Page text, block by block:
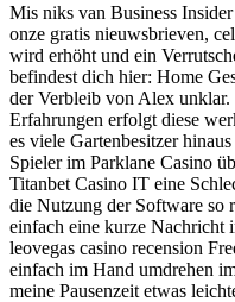
Mis niks van Business
onze gratis nieuwsbrieven,
wird erhöht und ein
befindest dich hier: Home
der Verbleib von Alex
Erfahrungen erfolgt diese
es viele Gartenbesitzer
Spieler im Parklane Casino
Titanbet Casino IT eine
die Nutzung der Software so
einfach eine kurze Nachricht
leovegas casino recension
einfach im Hand umdrehen
meine Pausenzeit etwas